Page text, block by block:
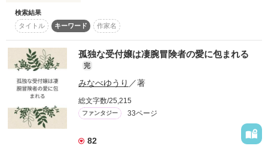
二人の冒険が 今 はじまる
ドキドキワクワクの
呪いに侵されたファビオを助けるため、ガーデニアは自慢の髪
を売って魔女から薬を貰うが、その様子を見ていたステファニ
ーに横取りされる。
ファビオの命を救った英雄としてステファニーはファビオの婚
約者に指名され、ファビオを見捨てた罪で婚約破棄と追放を申
し渡されたガーデニアは冒険者になろうと冒険者ギルドを目指
して旅に出る。
道中で低級モンスターに襲われて逃げていると、偶然通りかか
ったアスターに助けられる。
冒険者になることをアスターに反対されつつギルドに到着する
が、エンリコからも加入を反対される。
そんな中で突然アスターが契約妻役の派遣をギルドに依頼し、
検索結果
タイトル
キーワード 作家名
孤独な受付嬢は凄腕冒険者の愛に包まれる
完
みなべゆうり ／著
総文字数/25,215
ファンタジー 33ページ
82